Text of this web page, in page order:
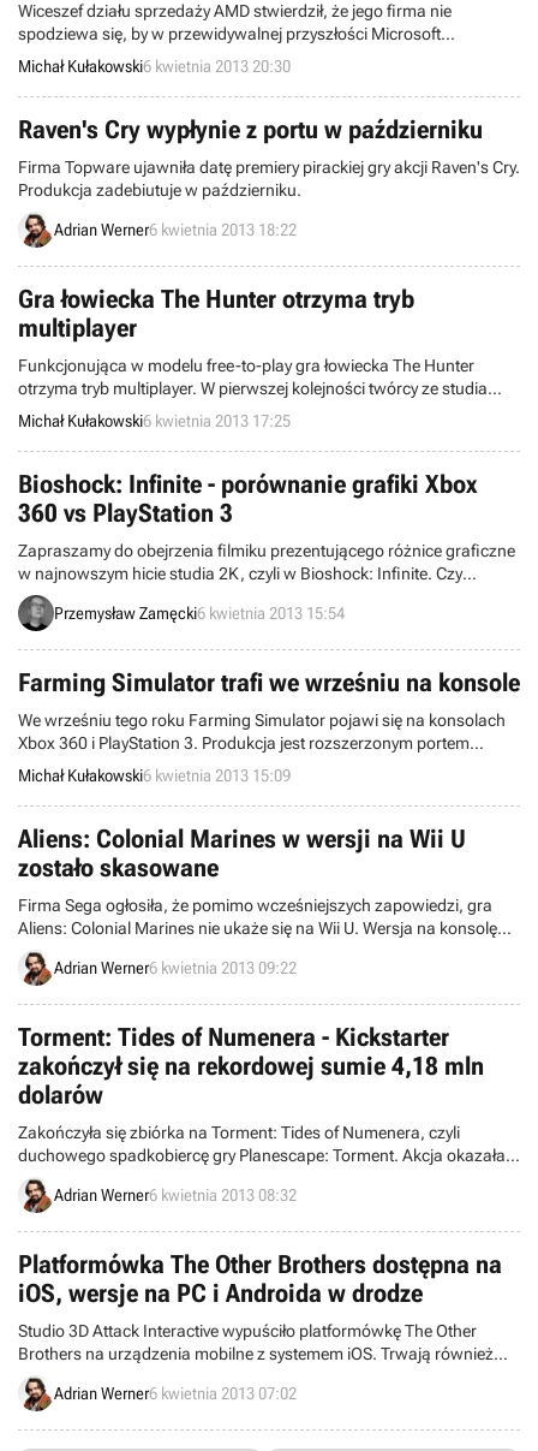
Wiceszef działu sprzedaży AMD stwierdził, że jego firma nie
spodziewa się, by w przewidywalnej przyszłości Microsoft
zdecydował się na udostępnienie bibliotek DirectX 12. Tak więc, poza
dotychczasowymi wersjami DirectX, kolejne generacje kart
graficznych AMD będą wspierać także zupełnie nowe technologie.
Michał Kułakowski6 kwietnia 2013 20:30
Raven's Cry wypłynie z portu w październiku
Firma Topware ujawniła datę premiery pirackiej gry akcji Raven's Cry.
Produkcja zadebiutuje w październiku.
Adrian Werner6 kwietnia 2013 18:22
Gra łowiecka The Hunter otrzyma tryb
multiplayer
Funkcjonująca w modelu free-to-play gra łowiecka The Hunter
otrzyma tryb multiplayer. W pierwszej kolejności twórcy ze studia
Avalanche wprowadzą możliwość zabawy kooperacyjnej,
przeznaczonej dla maksymalnie ośmiu osób. Testy nowego trybu
rozpoczną się 8 kwietnia.
Michał Kułakowski6 kwietnia 2013 17:25
Bioshock: Infinite - porównanie grafiki Xbox
360 vs PlayStation 3
Zapraszamy do obejrzenia filmiku prezentującego różnice graficzne
w najnowszym hicie studia 2K, czyli w Bioshock: Infinite. Czy
schodząca ze sceny generacja ma szanse w starciu z PC?
Przemysław Zamęcki6 kwietnia 2013 15:54
Farming Simulator trafi we wrześniu na konsole
We wrześniu tego roku Farming Simulator pojawi się na konsolach
Xbox 360 i PlayStation 3. Produkcja jest rozszerzonym portem
pecetowej wersji tytułu oznaczonej numerem 2013, która pozostaje
jedną z najlepiej sprzedających się gier rolniczych na świecie.
Michał Kułakowski6 kwietnia 2013 15:09
Aliens: Colonial Marines w wersji na Wii U
zostało skasowane
Firma Sega ogłosiła, że pomimo wcześniejszych zapowiedzi, gra
Aliens: Colonial Marines nie ukaże się na Wii U. Wersja na konsolę
firmy Nintendo została skasowana.
Adrian Werner6 kwietnia 2013 09:22
Torment: Tides of Numenera - Kickstarter
zakończył się na rekordowej sumie 4,18 mln
dolarów
Zakończyła się zbiórka na Torment: Tides of Numenera, czyli
duchowego spadkobiercę gry Planescape: Torment. Akcja okazała
się wielkim sukcesem i pobiła wcześniejsze rekordy na Kickstarterze.
Adrian Werner6 kwietnia 2013 08:32
Platformówka The Other Brothers dostępna na
iOS, wersje na PC i Androida w drodze
Studio 3D Attack Interactive wypuściło platformówkę The Other
Brothers na urządzenia mobilne z systemem iOS. Trwają również
prace nad wersją pecetową oraz konwersją na Androida.
Adrian Werner6 kwietnia 2013 07:02